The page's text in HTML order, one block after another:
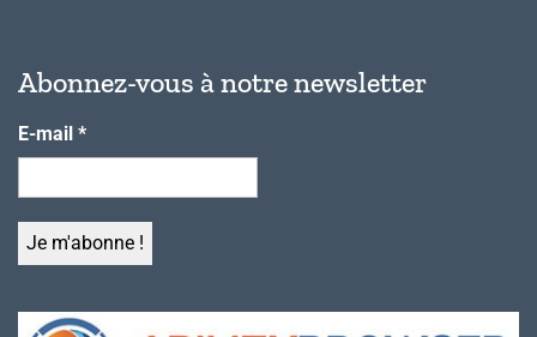
Abonnez-vous à notre newsletter
E-mail *